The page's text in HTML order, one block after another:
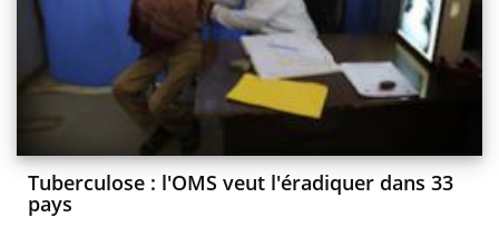
Tuberculose : l'OMS veut l'éradiquer dans 33
pays